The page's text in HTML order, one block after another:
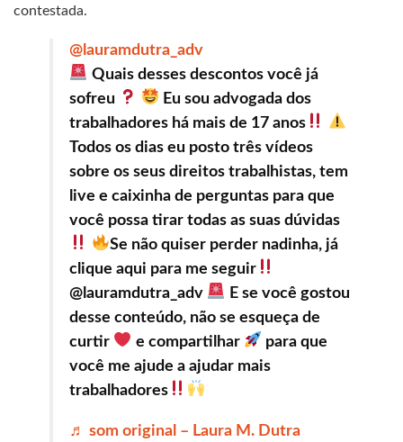
contestada.
@lauramdutra_adv
Quais desses descontos você já
sofreu
Eu sou advogada dos
trabalhadores há mais de 17 anos
Todos os dias eu posto três vídeos
sobre os seus direitos trabalhistas, tem
live e caixinha de perguntas para que
você possa tirar todas as suas dúvidas
Se não quiser perder nadinha, já
clique aqui para me seguir
@lauramdutra_adv
E se você gostou
desse conteúdo, não se esqueça de
curtir
e compartilhar
para que
você me ajude a ajudar mais
trabalhadores
♬ som original – Laura M. Dutra